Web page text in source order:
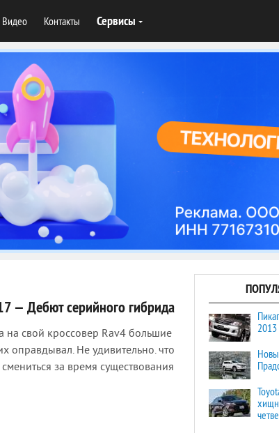
Видео Контакты Сервисы
— Дебют серийного гибрида
на свой кроссовер Rav4 большие
оправдывал. Не удивительно. что
за время существования